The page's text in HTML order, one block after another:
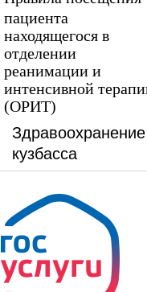
пациента
находящегося в
отделении
реанимации и
интенсивной
(ОРИТ)
Здравоохранение
кузбасса